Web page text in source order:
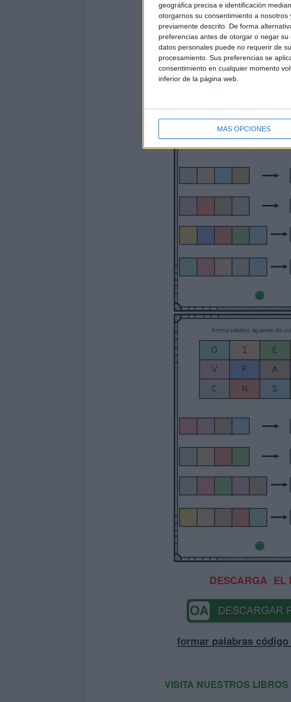
geográfica precisa e identificación
otorgarnos su consentimiento a
previamente descrito. De forma
preferencias antes de otorgar o negar su
datos personales puede no requerir de
procesamiento. Sus preferencias se
consentimiento en cualquier momento
inferior de la página web.
MÁS OPCIONES
DESCARGA EL
formar palabras
VISITA NUESTROS